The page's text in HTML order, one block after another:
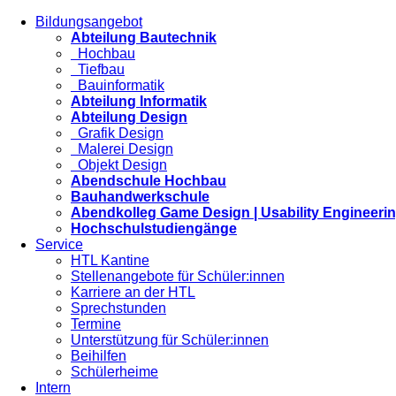
Bildungsangebot
Abteilung Bautechnik
Hochbau
Tiefbau
Bauinformatik
Abteilung Informatik
Abteilung Design
Grafik Design
Malerei Design
Objekt Design
Abendschule Hochbau
Bauhandwerkschule
Abendkolleg Game Design | Usability
Hochschulstudiengänge
Service
HTL Kantine
Stellenangebote für Schüler:innen
Karriere an der HTL
Sprechstunden
Termine
Unterstützung für Schüler:innen
Beihilfen
Schülerheime
Intern